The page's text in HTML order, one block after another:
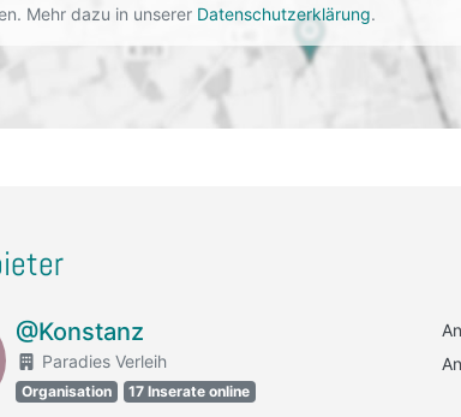
Mehr dazu in unserer Datenschutzerklärung.
@Konstanz
Paradies Verleih
Organisation 17 Inserate online